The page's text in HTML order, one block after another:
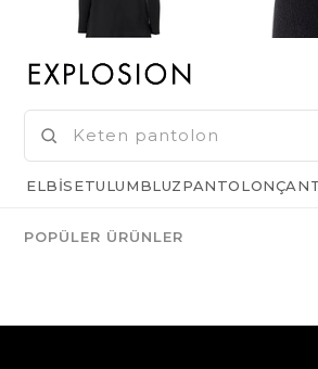
ELBISETULUMBLUZPANTOLON
POPÜLER ÜRÜNLER